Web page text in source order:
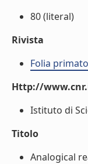
80 (literal)
Rivista
Folia
Http://
Istituto di
Titolo
Analogical